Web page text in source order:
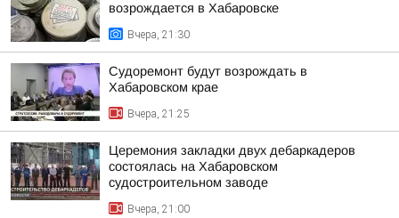
возрождается в Хабаровске
Вчера, 21:30
Судоремонт будут возрождать в
Хабаровском крае
Вчера, 21:25
Церемония закладки двух дебаркадеров
состоялась на Хабаровском
судостроительном заводе
Вчера, 21:00